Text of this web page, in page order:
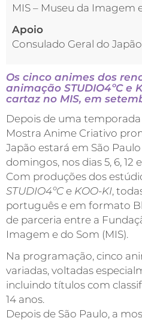
MIS – Museu da Imagem
Apoio
Consulado Geral do
Os cinco animes dos
animação STUDIO4ºC e
cartaz no MIS, em
Depois de uma temporada
Mostra Anime Criativo
Japão estará em São
domingos, nos dias 5, 6, 12
Com produções dos
STUDIO4ºCe KOO-KI,
português e em formato
de parceria entre a
Imagem e do Som (MIS).
Na programação, cinco
variadas, voltadas
incluindo títulos com
14 anos.
Depois de São Paulo, a